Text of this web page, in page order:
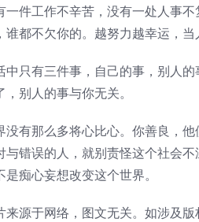
一件工作不辛苦，没有一处人事
谁都不欠你的。越努力越幸运，
中只有三件事，自己的事，别人
别人的事与你无关。
没有那么多将心比心。你善良，
与错误的人，就别责怪这个社会
痴心妄想改变这个世界。
来源于网络，图文无关。如涉及